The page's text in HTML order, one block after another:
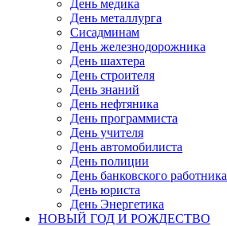
День медика
День металлурга
Сисадминам
День железнодорожника
День шахтера
День строителя
День знаний
День нефтяника
День программиста
День учителя
День автомобилиста
День полиции
День банковского работника
День юриста
День Энергетика
НОВЫЙ ГОД И РОЖДЕСТВО